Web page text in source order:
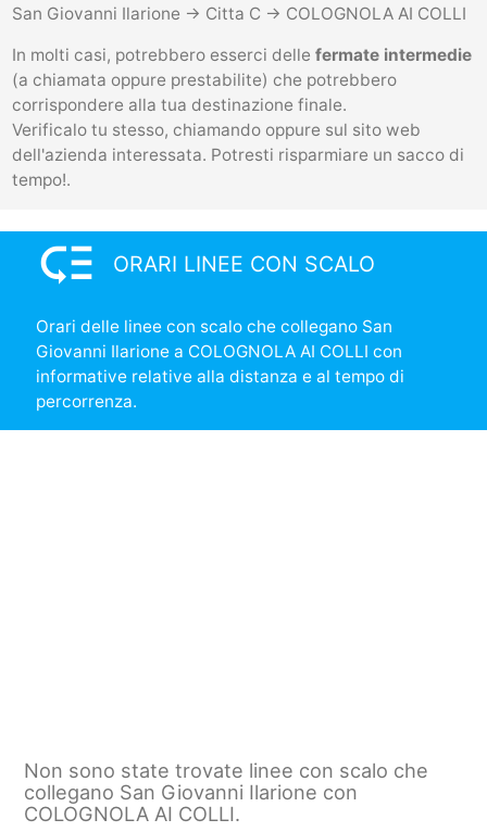
San Giovanni Ilarione -> Citta C -> COLOGNOLA AI COLLI
In molti casi, potrebbero esserci delle fermate intermedie
(a chiamata oppure prestabilite) che potrebbero
corrispondere alla tua destinazione finale.
Verificalo tu stesso, chiamando oppure sul sito web
dell'azienda interessata. Potresti risparmiare un sacco di
tempo!.
low_priority ORARI LINEE CON SCALO
Orari delle linee con scalo che collegano San
Giovanni Ilarione a COLOGNOLA AI COLLI con
informative relative alla distanza e al tempo di
percorrenza.
Non sono state trovate linee con scalo che
collegano San Giovanni Ilarione con
COLOGNOLA AI COLLI.